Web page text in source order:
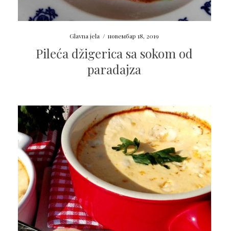
Glavna jela / новембар 18, 2019
Pileća džigerica sa sokom od
paradajza